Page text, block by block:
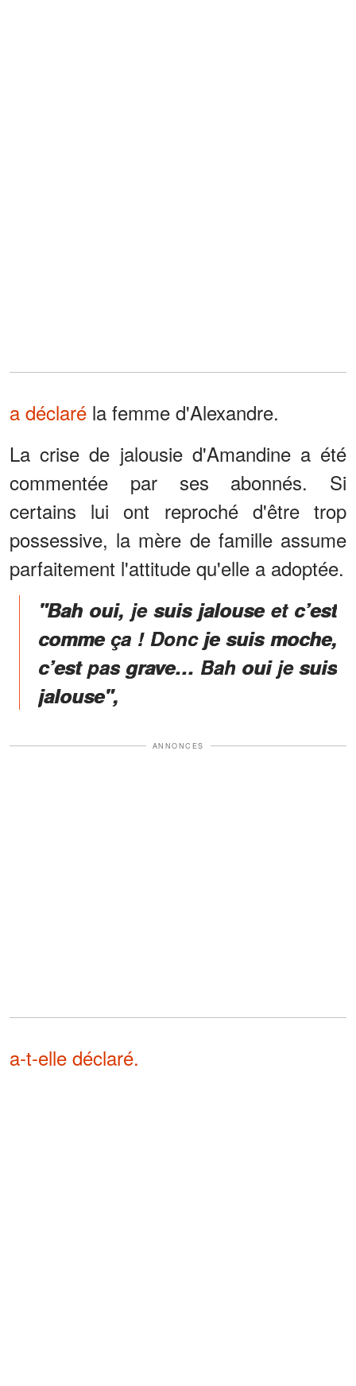
a déclaré la femme d'Alexandre.
La crise de jalousie d'Amandine a été
commentée par ses abonnés. Si
certains lui ont reproché d'être trop
possessive, la mère de famille assume
parfaitement l'attitude qu'elle a adoptée.
"Bah oui, je suis jalouse et c’est
comme ça ! Donc je suis moche,
c’est pas grave… Bah oui je suis
jalouse",
ANNONCES
a-t-elle déclaré.